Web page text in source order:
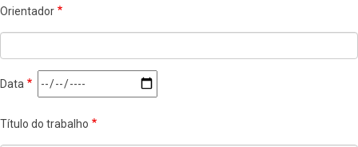
Orientador
Data
Título do trabalho